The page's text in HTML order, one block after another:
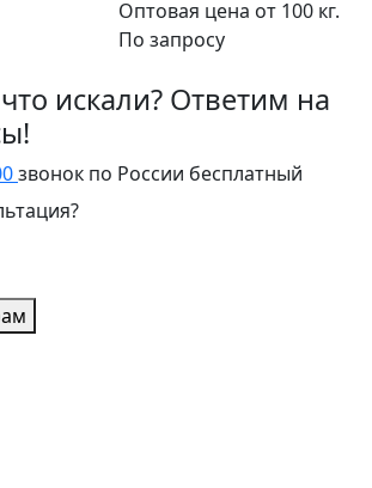
Оптовая цена от 100 кг.
По запросу
искали? Ответим на
звонок по России бесплатный